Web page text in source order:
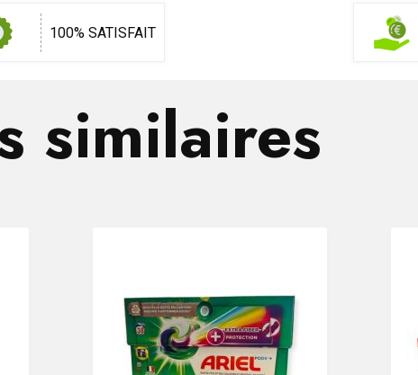
100% SATISFAIT
similaires